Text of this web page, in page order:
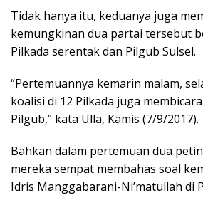
Tidak hanya itu, keduanya juga
kemungkinan dua partai tersebut
Pilkada serentak dan Pilgub Sulsel.
“Pertemuannya kemarin malam,
koalisi di 12 Pilkada juga
Pilgub,” kata Ulla, Kamis (7/9/2017).
Bahkan dalam pertemuan dua
mereka sempat membahas soal
Idris Manggabarani-Ni’matullah di